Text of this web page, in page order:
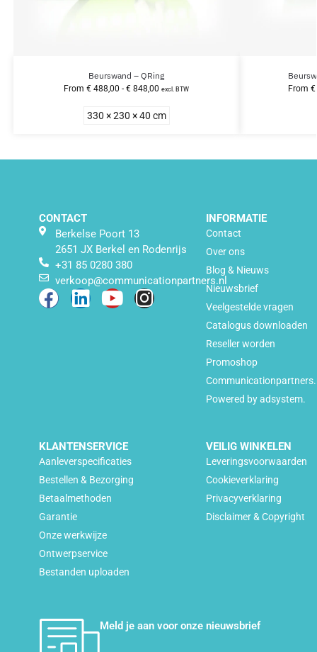
Beurswand – QRing
From€ 488,00 - € 848,00 excl. BTW
330 × 230 × 40 cm
From €
CONTACT
Berkelse Poort 13
2651 JX Berkel en Rodenrijs
+31 85 0280 380
verkoop@communicationpartners.nl
INFORMATIE
Contact
Over ons
Blog & Nieuws
Nieuwsbrief
Veelgestelde vragen
Catalogus downloaden
Reseller worden
Promoshop
Powered by adsystem.
KLANTENSERVICE
Aanleverspecificaties
Bestellen & Bezorging
Betaalmethoden
Garantie
Onze werkwijze
Ontwerpservice
Bestanden uploaden
VEILIG WINKELEN
Leveringsvoorwaarden
Cookieverklaring
Privacyverklaring
Disclaimer & Copyright
Meld je aan voor onze nieuwsbrief